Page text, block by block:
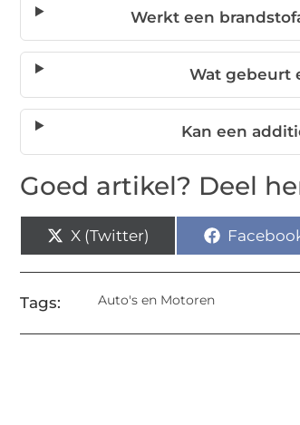
Werkt een
Wat gebeurt
Kan een
Goed artikel? Deel
X (Twitter)
Tags: Auto's en Motoren